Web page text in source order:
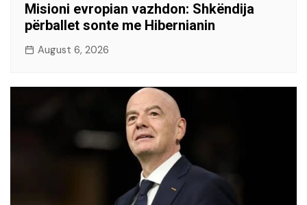
Misioni evropian vazhdon: Shkëndija
përballet sonte me Hibernianin
August 6, 2026